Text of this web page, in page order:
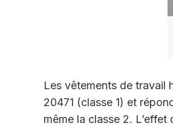
Les vêtements de travail
20471 (classe 1) et
même la classe 2.